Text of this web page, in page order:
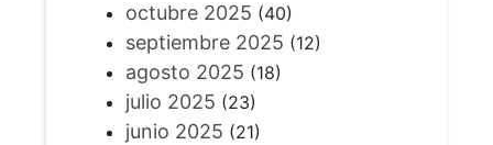
octubre 2025 (40)
septiembre 2025 (12)
agosto 2025 (18)
julio 2025 (23)
junio 2025 (21)